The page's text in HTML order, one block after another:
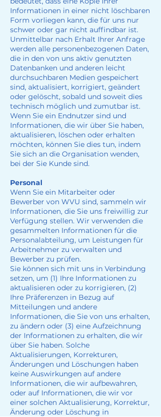
Informationen in einer nicht löschbaren
Form vorliegen kann, die für uns nur
schwer oder gar nicht auffindbar ist.
Unmittelbar nach Erhalt Ihrer Anfrage
werden alle personenbezogenen Daten,
die in den von uns aktiv genutzten
Datenbanken und anderen leicht
durchsuchbaren Medien gespeichert
sind, aktualisiert, korrigiert, geändert
oder gelöscht, sobald und soweit dies
technisch möglich und zumutbar ist.
Wenn Sie ein Endnutzer sind und
Informationen, die wir über Sie haben,
aktualisieren, löschen oder erhalten
möchten, können Sie dies tun, indem
Sie sich an die Organisation wenden,
bei der Sie Kunde sind.
Personal
Wenn Sie ein Mitarbeiter oder
Bewerber von WVU sind, sammeln wir
Informationen, die Sie uns freiwillig zur
Verfügung stellen. Wir verwenden die
gesammelten Informationen für die
Personalabteilung, um Leistungen für
Arbeitnehmer zu verwalten und
Bewerber zu prüfen.
Sie können sich mit uns in Verbindung
setzen, um (1) Ihre Informationen zu
aktualisieren oder zu korrigieren, (2)
Ihre Präferenzen in Bezug auf
Mitteilungen und andere
Informationen, die Sie von uns erhalten,
zu ändern oder (3) eine Aufzeichnung
der Informationen zu erhalten, die wir
über Sie haben. Solche
Aktualisierungen, Korrekturen,
Änderungen und Löschungen haben
keine Auswirkungen auf andere
Informationen, die wir aufbewahren,
oder auf Informationen, die wir vor
einer solchen Aktualisierung, Korrektur,
Änderung oder Löschung in